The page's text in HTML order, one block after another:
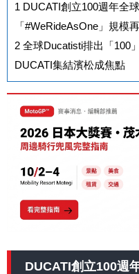
1 DUCATI創立100週年全
「#WeRideAsOne」規模
2 全球Ducatisti排出「100
DUCATI集結濱松成焦點
DUCATI創立100週